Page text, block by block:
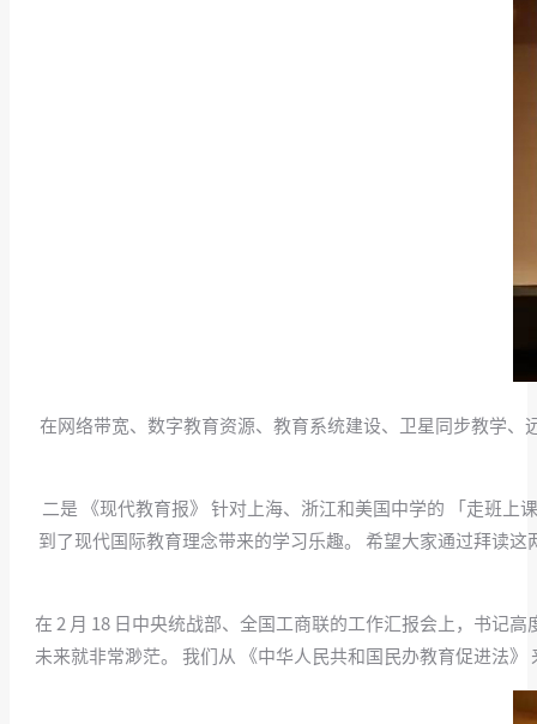
在网络带宽、数字教育资源、教育系统建设、卫星同步教学
二是 《现代教育报》 针对上海、浙江和美国中学的 「走班
到了现代国际教育理念带来的学习乐趣。 希望大家通过拜读
在 2 月 18 日中央统战部、全国工商联的工作汇报会上，书记
未来就非常渺茫。 我们从 《中华人民共和国民办教育促进法